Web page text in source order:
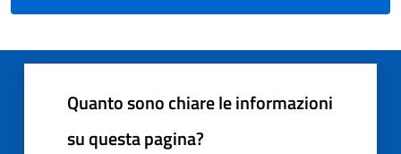
Quanto sono chiare le informazioni
su questa pagina?